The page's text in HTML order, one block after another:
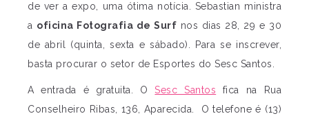
de ver a expo, uma ótima notícia. Sebastian ministra
a oficina Fotografia de Surf nos dias 28, 29 e 30
de abril (quinta, sexta e sábado). Para se inscrever,
basta procurar o setor de Esportes do Sesc Santos.
A entrada é gratuita. OSesc Santos fica na Rua
Conselheiro Ribas, 136, Aparecida. O telefone é (13)